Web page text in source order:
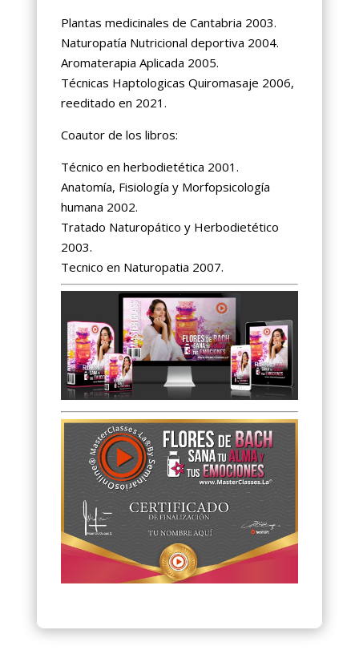
Plantas medicinales de Cantabria 2003.
Naturopatía Nutricional deportiva 2004.
Aromaterapia Aplicada 2005.
Técnicas Haptologicas Quiromasaje 2006,
reeditado en 2021.
Coautor de los libros:
Técnico en herbodietética 2001.
Anatomía, Fisiología y Morfopsicología
humana 2002.
Tratado Naturopático y Herbodietético
2003.
Tecnico en Naturopatia 2007.